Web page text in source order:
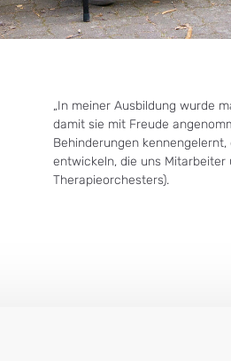
„In meiner Ausbildung wurde
damit sie mit Freude
Behinderungen
entwickeln, die uns Mitarbeiter
Therapieorchesters).